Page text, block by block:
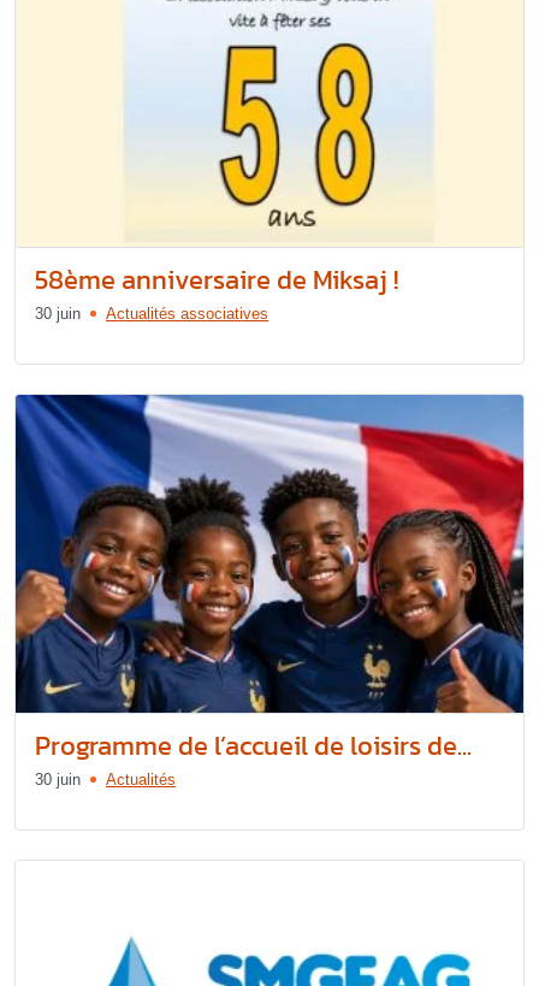
58ème anniversaire de Miksaj !
30 juin Actualités associatives
Programme de l’accueil de loisirs de...
30 juin Actualités